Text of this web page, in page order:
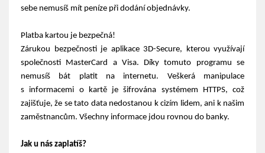
sebe nemusíš mít peníze při dodání objednávky.
Platba kartou je bezpečná!
Zárukou bezpečnosti je aplikace 3D-Secure, kterou využívají
společnosti MasterCard a Visa. Díky tomuto programu se
nemusíš bát platit na internetu. Veškerá manipulace
s informacemi o kartě je šifrována systémem HTTPS, což
zajišťuje, že se tato data nedostanou k cizím lidem, ani k našim
zaměstnancům. Všechny informace jdou rovnou do banky.
Jak u nás zaplatíš?